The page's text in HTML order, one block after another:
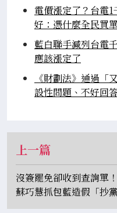
電價漲定了？台電
好：憑什麼全民買
藍白聯手減列台電
應該漲定了
《財劃法》通過「
設性問題、不好回
上一篇
沒簽罷免卻收到查詢單！
蘇巧慧抓包藍造假「抄黨
員名冊闖1階」